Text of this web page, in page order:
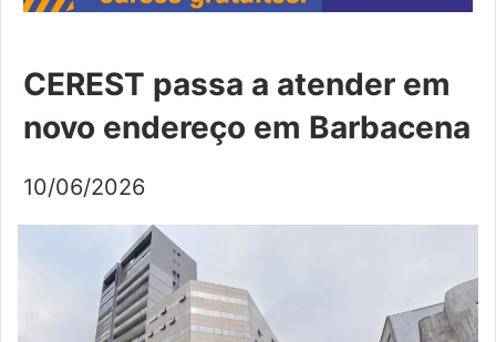
CEREST passa a atender em
novo endereço em Barbacena
10/06/2026